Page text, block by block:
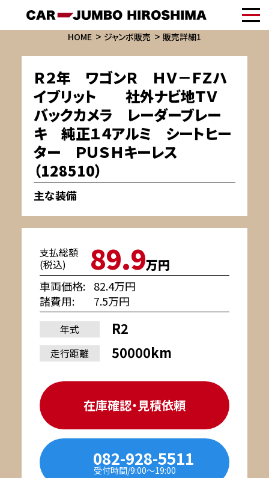
HOME ジャンボ販売 販売詳細1
Ｒ２年 ワゴンＲ ＨＶ－ＦＺハ
イブリット 社外ナビ地ＴＶ
バックカメラ レーダーブレー
キ 純正１４アルミ シートヒー
ター ＰＵＳＨキーレス
（128510）
主な装備
支払総額
(税込)
89.9万円
車両価格
82.4万円
諸費用
7.5万円
年式 R2
走行距離 50000km
在庫確認・見積依頼
082-928-5511
受付時間/9:00〜19:00